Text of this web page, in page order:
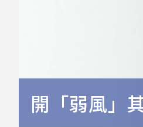
開「弱風」